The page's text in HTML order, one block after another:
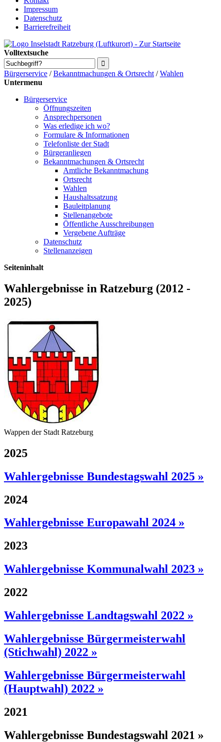
Impressum
Datenschutz
Barrierefreiheit
Volltextsuche
Bürgerservice /Bekanntmachungen & Ortsrecht /Wahlen
Untermenu
Bürgerservice
Öffnungszeiten
Ansprechpersonen
Was erledige ich wo?
Formulare & Informationen
Telefonliste der Stadt
Bürgeranliegen
Bekanntmachungen & Ortsrecht
Amtliche Bekanntmachung
Ortsrecht
Wahlen
Haushaltssatzung
Bauleitplanung
Stellenangebote
Öffentliche Ausschreibungen
Vergebene Aufträge
Datenschutz
Stellenanzeigen
Seiteninhalt
Wahlergebnisse in Ratzeburg (2012 -
2025)
Wappen der Stadt Ratzeburg
2025
Wahlergebnisse Bundestagswahl 2025 »
2024
Wahlergebnisse Europawahl 2024 »
2023
Wahlergebnisse Kommunalwahl 2023 »
2022
Wahlergebnisse Landtagswahl 2022 »
Wahlergebnisse Bürgermeisterwahl
(Stichwahl) 2022 »
Wahlergebnisse Bürgermeisterwahl
(Hauptwahl) 2022 »
2021
Wahlergebnisse Bundestagswahl 2021 »